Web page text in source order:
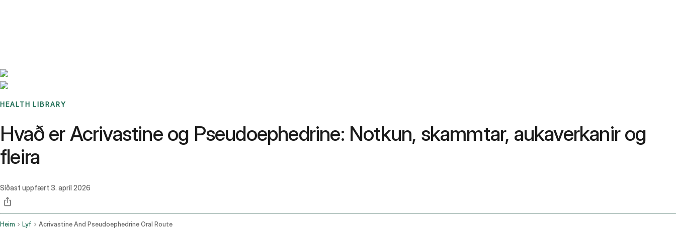
HEALTH LIBRARY
Hvað er Acrivastine og Pseudoephedrine: Notkun, skammtar, aukaverkanir og
fleira
Síðast uppfært 3. apríl 2026
Heim Lyf Acrivastine And Pseudoephedrine Oral Route